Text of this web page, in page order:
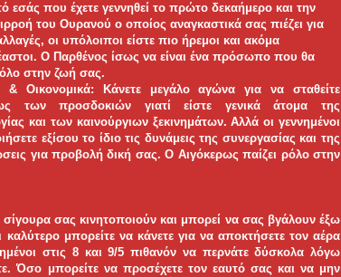
εσάς που έχετε γεννηθεί το πρώτο δεκαήμερο και την
του Ουρανού ο οποίος αναγκαστικά σας πιέζει για
οι υπόλοιποι είστε πιο ήρεμοι και ακόμα
Ο Παρθένος ίσως να είναι ένα πρόσωπο που θα
στην ζωή σας.
& Οικονομικά: Κάνετε μεγάλο αγώνα για να σταθείτε
των προσδοκιών γιατί είστε γενικά άτομα της
και των καινούργιων ξεκινημάτων. Αλλά οι γεννημένοι
εξίσου το ίδιο τις δυνάμεις της συνεργασίας και της
για προβολή δική σας. Ο Αιγόκερως παίζει ρόλο στην
σας κινητοποιούν και μπορεί να σας βγάλουν έξω
μπορείτε να κάνετε για να αποκτήσετε τον αέρα
στις 8 και 9/5 πιθανόν να περνάτε δύσκολα λόγω
Όσο μπορείτε να προσέχετε τον εαυτό σας και να μην